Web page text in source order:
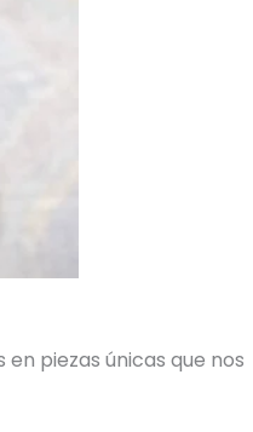
piezas únicas que nos